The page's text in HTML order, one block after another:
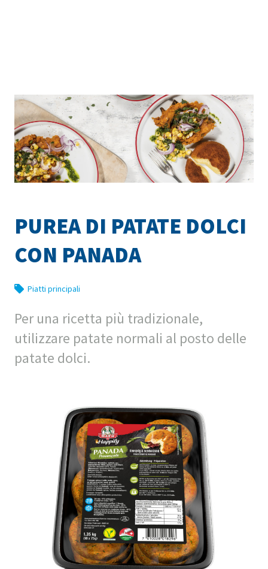
PUREA DI PATATE DOLCI
CON PANADA
Piatti principali
Per una ricetta più tradizionale,
utilizzare patate normali al posto delle
patate dolci.